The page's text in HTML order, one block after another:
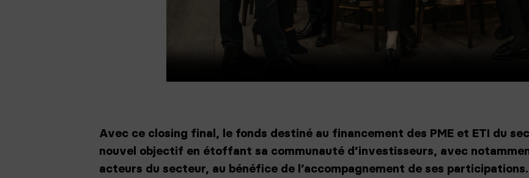
Avec ce closing final, le fonds destiné au financement des PME et ETI du
nouvel objectif en étoffant sa communauté d’investisseurs, avec
acteurs du secteur, au bénéfice de l’accompagnement de ses participations.